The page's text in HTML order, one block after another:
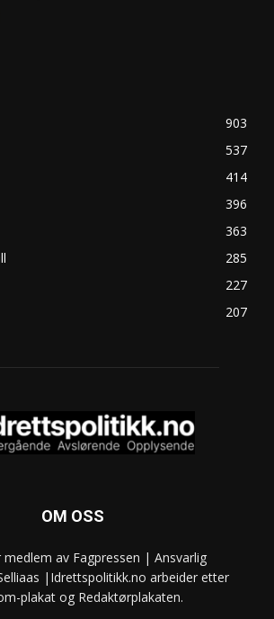
903
537
414
396
363
285
227
207
OM OSS
av Fagpressen | Ansvarlig
|Idrettspolitikk.no arbeider etter
plakat og Redaktørplakaten.